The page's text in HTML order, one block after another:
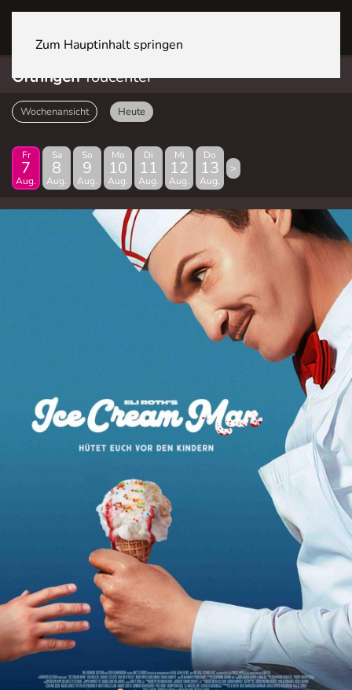
Zum Hauptinhalt springen
OftringenYoucenter
Wochenansicht Heute
Fr
7
Aug.
Sa
8
Aug.
So
9
Aug.
Mo
10
Aug.
Di
11
Aug.
Mi
12
Aug.
Do
13
Aug.
>